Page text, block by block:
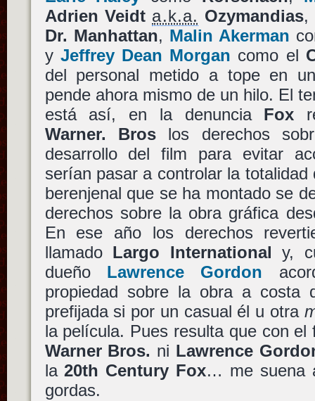
Adrien Veidt a.k.a. Ozymandias,
Dr. Manhattan, Malin Akerman
y Jeffrey Dean Morgan como el
del personal metido a tope en
pende ahora mismo de un hilo. El
está así, en la denuncia Fox
Warner. Broslos derechos
desarrollo del film para evitar
serían pasar a controlar la totalidad
berenjenal que se ha montado se
derechos sobre la obra gráfica
En ese año los derechos
llamado Largo International y,
dueño Lawrence Gordon
propiedad sobre la obra a costa
prefijada si por un casual él u otra
la película. Pues resulta que con el
Warner Bros. ni Lawrence
la20th Century Fox… me suena
gordas.